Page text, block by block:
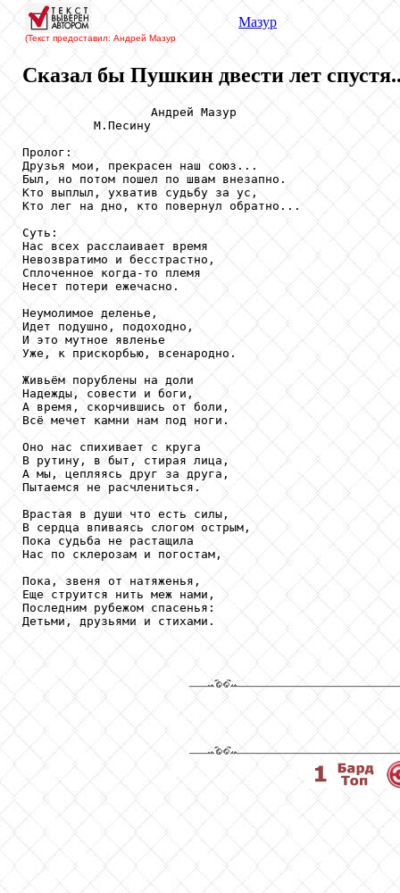
(Текст предоставил: Андрей Мазур
Мазур
Сказал бы Пушкин двести лет
                  Андрей Мазур
          М.Песину
Пролог:
Друзья мои, прекрасен наш союз...
Был, но потом пошел по швам внезапно.
Кто выплыл, ухватив судьбу за ус,
Кто лег на дно, кто повернул обратно...
Суть:
Нас всех расслаивает время
Невозвратимо и бесстрастно,
Сплоченное когда-то племя
Несет потери ежечасно.
Неумолимое деленье,
Идет подушно, подоходно,
И это мутное явленье
Уже, к прискорбью, всенародно.
Живьём порублены на доли
Надежды, совести и боги,
А время, скорчившись от боли,
Всё мечет камни нам под ноги.
Оно нас спихивает с круга
В рутину, в быт, стирая лица,
А мы, цепляясь друг за друга,
Пытаемся не расчлениться.
Врастая в души что есть силы,
В сердца впиваясь слогом острым,
Пока судьба не растащила
Нас по склерозам и погостам,
Пока, звеня от натяженья,
Еще струится нить меж нами,
Последним рубежом спасенья:
Детьми, друзьями и стихами.